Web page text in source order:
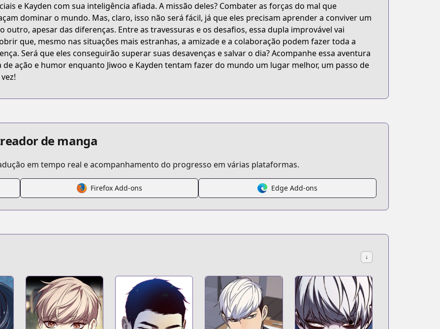
e Kayden com sua inteligência afiada. A missão deles? Combater as forças do mal que
dominar o mundo. Mas, claro, isso não será fácil, já que eles precisam aprender a conviver um
outro, apesar das diferenças. Entre as travessuras e os desafios, essa dupla improvável vai
que, mesmo nas situações mais estranhas, a amizade e a colaboração podem fazer toda a
Será que eles conseguirão superar suas desavenças e salvar o dia? Acompanhe essa aventura
de ação e humor enquanto Jiwoo e Kayden tentam fazer do mundo um lugar melhor, um passo de
de manga
em tempo real e acompanhamento do progresso em várias plataformas.
Firefox Add-ons Edge Add-ons
↓